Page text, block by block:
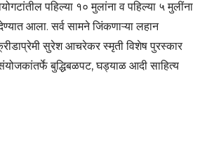
पहिल्या १० मुलांना व पहिल्या ५ मुलींना
आला. सर्व सामने जिंकणाऱ्या लहान
सुरेश आचरेकर स्मृती विशेष पुरस्कार
बुद्धिबळपट, घड्याळ आदी साहित्य